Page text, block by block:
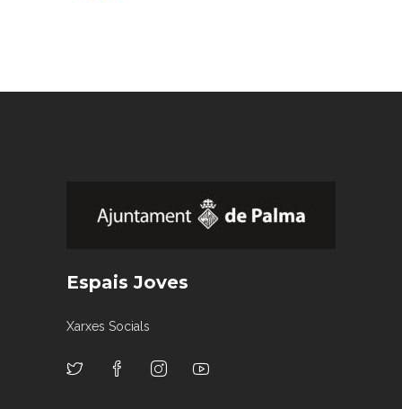
Espais Joves
Xarxes Socials